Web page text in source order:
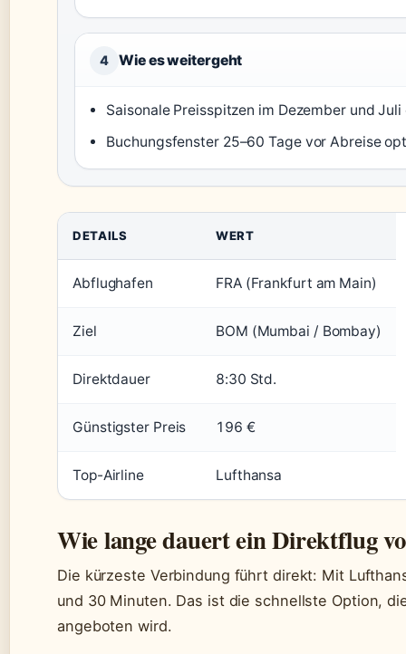
4 Wie es weitergeht
Saisonale Preisspitzen im Dezember und
Buchungsfenster 25–60 Tage vor Abreise
DETAILS WERT
Abflughafen FRA (Frankfurt am Main)
Ziel BOM (Mumbai / Bombay)
Direktdauer 8:30 Std.
Günstigster Preis 196 €
Top-Airline Lufthansa
Wie lange dauert ein Direktflug
Die kürzeste Verbindung führt direkt: Mit
und 30 Minuten. Das ist die schnellste Option,
angeboten wird.